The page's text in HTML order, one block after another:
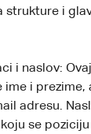
strukture i
i naslov:
ime i prezime,
adresu.
se